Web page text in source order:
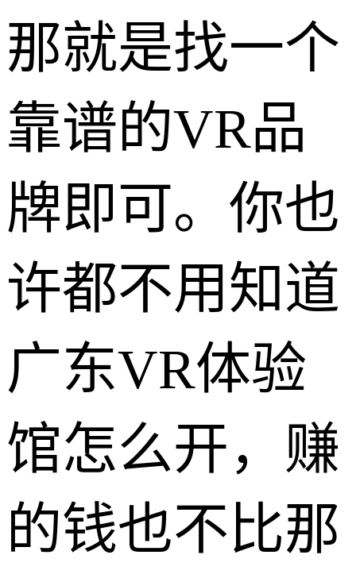
那就是找一个
靠谱的VR品
牌即可。你也
许都不用知道
广东VR体验
馆怎么开，赚
的钱也不比那